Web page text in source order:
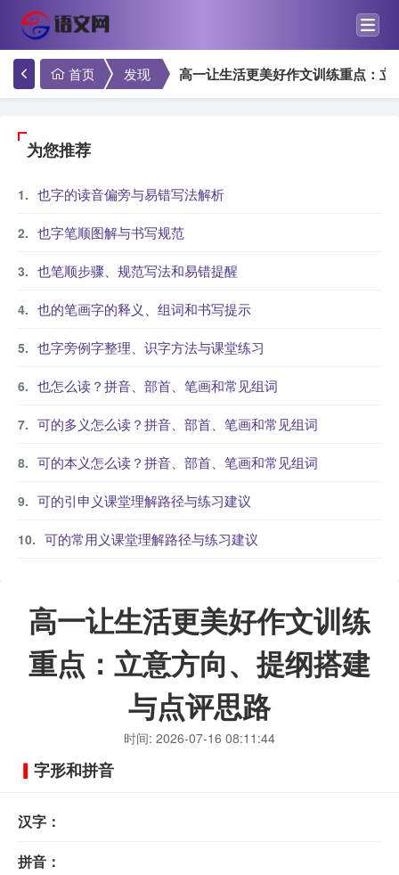
首页 发现 高一让生活更美好作文训练重点：
为您推荐
也字的读音偏旁与易错写法解析
也字笔顺图解与书写规范
也笔顺步骤、规范写法和易错提醒
也的笔画字的释义、组词和书写提示
也字旁例字整理、识字方法与课堂练习
也怎么读？拼音、部首、笔画和常见组词
可的多义怎么读？拼音、部首、笔画和常见组词
可的本义怎么读？拼音、部首、笔画和常见组词
可的引申义课堂理解路径与练习建议
可的常用义课堂理解路径与练习建议
高一让生活更美好作文训练
重点：立意方向、提纲搭建
与点评思路
时间: 2026-07-16 08:11:44
字形和拼音
汉字：
拼音：